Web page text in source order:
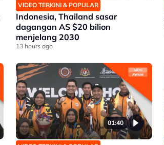
VIDEO TERKINI & POPULAR
Indonesia, Thailand sasar
dagangan AS $20 bilion
menjelang 2030
13 hours ago
01:40